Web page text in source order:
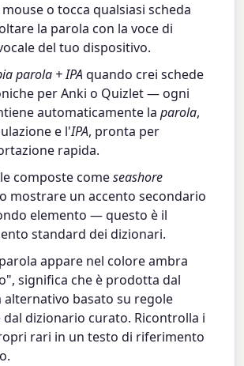
mouse o tocca qualsiasi scheda
la parola con la voce di
del tuo dispositivo.
parola + IPAquando crei schede
per Anki o Quizlet — ogni
automaticamente laparola,
e l'IPA, pronta per
rapida.
composte comeseashore
mostrare un accento secondario
elemento — questo è il
standard dei dizionari.
appare nel colore ambra
significa che è prodotta dal
alternativo basato su regole
dal dizionario curato. Ricontrolla i
rari in un testo di riferimento